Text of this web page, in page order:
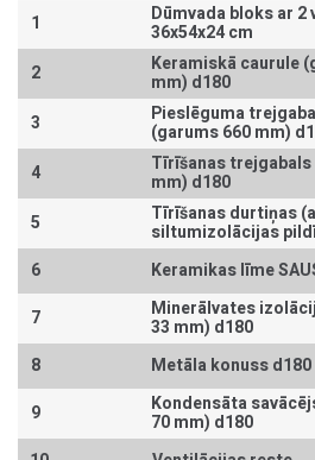
1
Dūmvada bloks ar
36x54x24 cm
2
Keramiskā caurule
mm) d180
3
Pieslēguma
(garums 660 mm)
4
Tīrīšanas
mm) d180
5
Tīrīšanas durtiņas
siltumizolācijas
6
Keramikas līme
7
Minerālvates
33 mm) d180
8
Metāla konuss d180
9
Kondensāta
70 mm) d180